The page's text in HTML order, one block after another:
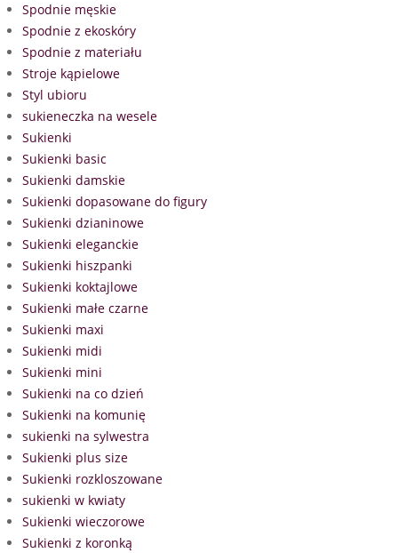
Spodnie męskie
Spodnie z ekoskóry
Spodnie z materiału
Stroje kąpielowe
Styl ubioru
sukieneczka na wesele
Sukienki
Sukienki basic
Sukienki damskie
Sukienki dopasowane do figury
Sukienki dzianinowe
Sukienki eleganckie
Sukienki hiszpanki
Sukienki koktajlowe
Sukienki małe czarne
Sukienki maxi
Sukienki midi
Sukienki mini
Sukienki na co dzień
Sukienki na komunię
sukienki na sylwestra
Sukienki plus size
Sukienki rozkloszowane
sukienki w kwiaty
Sukienki wieczorowe
Sukienki z koronką